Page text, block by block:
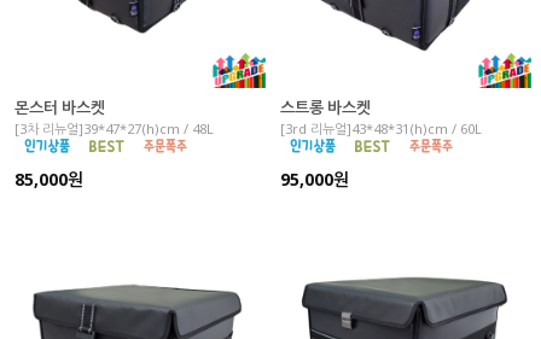
몬스터 바스켓
[3차 리뉴얼]39*47*27(h)cm / 48L
85,000원
스트롱 바스켓
[3rd 리뉴얼]43*48*31(h)cm / 60L
95,000원